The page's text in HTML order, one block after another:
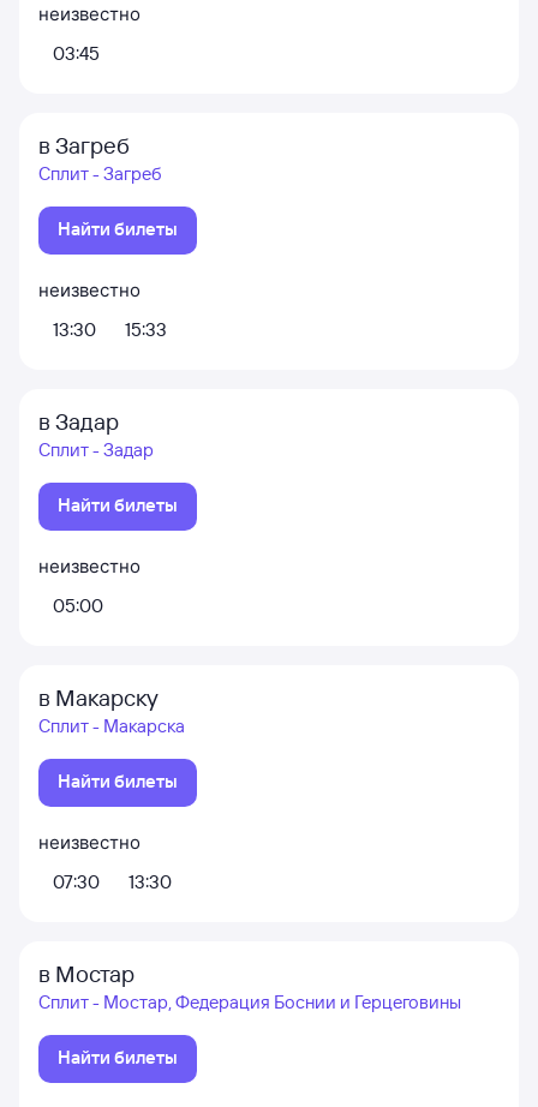
неизвестно
03:45
в Загреб
Сплит - Загреб
Найти билеты
неизвестно
13:30
15:33
в Задар
Сплит - Задар
Найти билеты
неизвестно
05:00
в Макарску
Сплит - Макарска
Найти билеты
неизвестно
07:30
13:30
в Мостар
Сплит - Мостар, Федерация Боснии и Герцеговины
Найти билеты